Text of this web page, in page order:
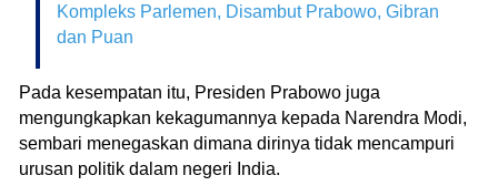
Kompleks Parlemen, Disambut Prabowo, Gibran
dan Puan
Pada kesempatan itu, Presiden Prabowo juga
mengungkapkan kekagumannya kepada Narendra Modi,
sembari menegaskan dimana dirinya tidak mencampuri
urusan politik dalam negeri India.